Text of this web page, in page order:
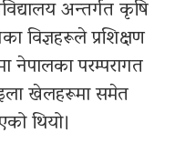
अन्तर्गत कृषि
विज्ञहरूले प्रशिक्षण
नेपालका परम्परागत
खेलहरूमा समेत
थियो।